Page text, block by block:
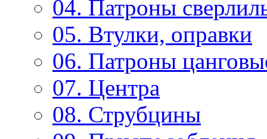
04. Патроны
05. Втулки, оправки
06. Патроны
07. Центра
08. Струбцины